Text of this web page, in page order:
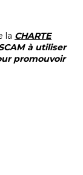
la CHARTE
à utiliser
promouvoir